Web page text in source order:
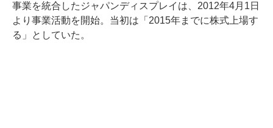
事業を統合したジャパンディスプレイは、2012年4月1日
より事業活動を開始。当初は「2015年までに株式上場す
る」としていた。